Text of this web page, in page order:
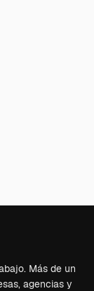
Más de un
agencias y